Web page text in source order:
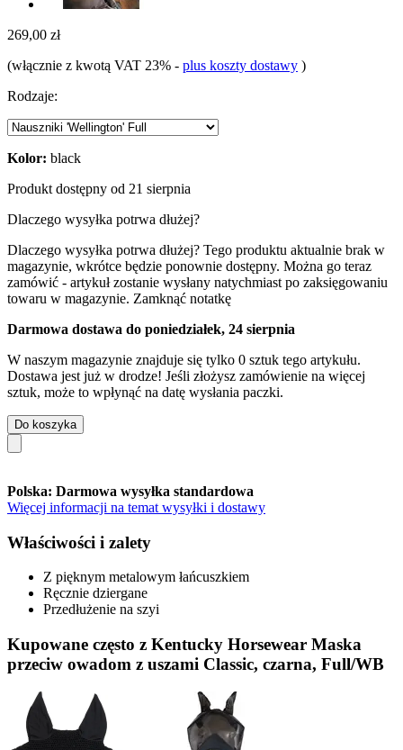
269,00 zł
(włącznie z kwotą VAT 23% - plus koszty dostawy )
Rodzaje:
Kolor: black
Produkt dostępny od 21 sierpnia
Dlaczego wysyłka potrwa dłużej?
Dlaczego wysyłka potrwa dłużej? Tego produktu aktualnie brak w
magazynie, wkrótce będzie ponownie dostępny. Można go teraz
zamówić - artykuł zostanie wysłany natychmiast po zaksięgowaniu
towaru w magazynie. Zamknąć notatkę
Darmowa dostawa do poniedziałek, 24 sierpnia
W naszym magazynie znajduje się tylko 0 sztuk tego artykułu.
Dostawa jest już w drodze! Jeśli złożysz zamówienie na więcej
sztuk, może to wpłynąć na datę wysłania paczki.
Do koszyka
Polska: Darmowa wysyłka standardowa
Więcej informacji na temat wysyłki i dostawy
Właściwości i zalety
Z pięknym metalowym łańcuszkiem
Ręcznie dziergane
Przedłużenie na szyi
Kupowane często z Kentucky Horsewear Maska
przeciw owadom z uszami Classic, czarna, Full/WB